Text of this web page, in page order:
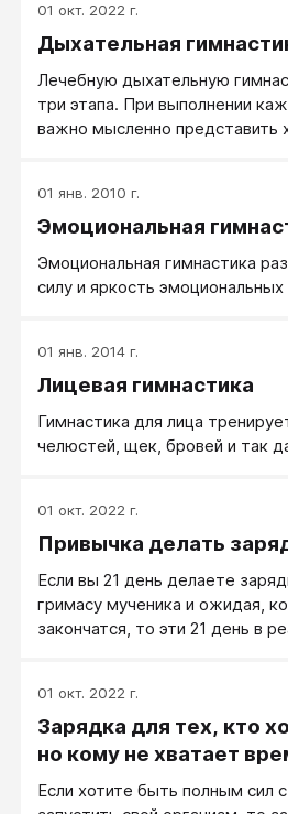
01 окт. 2022 г.
Дыхательная
Лечебную дыхательную
три этапа. При выполнении
важно мысленно представить
обязательное и неизменное:
твердого освоения эти
гимнастики, в другие
физической культурой, их
01 янв. 2010 г.
Эмоциональная
Эмоциональная гимнастика
силу и яркость эмоциональных
01 янв. 2014 г.
Лицевая гимнастика
Гимнастика для лица
челюстей, щек, бровей и так
01 окт. 2022 г.
Привычка делать
Если вы 21 день делаете
гримасу мученика и ожидая,
закончатся, то эти 21 день в
закончится 21 день, вы делать
всего, не будете. А если вы 21
делали зарядку бодро и с
по утрам делать.
01 окт. 2022 г.
Зарядка для тех, кто
но кому не хватает
Если хотите быть полным сил